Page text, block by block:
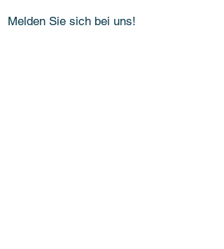
Melden Sie sich bei uns!